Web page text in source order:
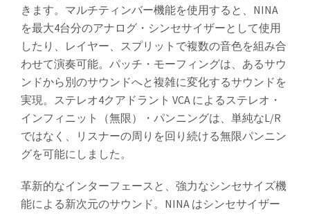
きます。マルチティンバー機能を使用すると、NINA
を最大4台分のアナログ・シンセサイザーとして使用
したり、レイヤー、スプリットで複数の音色を組み合
わせて演奏可能。パッチ・モーフィングは、あるサウ
ンドから別のサウンドへと複雑に変化するサウンドを
実現。ステレオ4クアドラント VCA によるステレオ・
インフィニット（無限）・パンニングは、単純なL/R
ではなく、リスナーの周りを回り続ける無限パンニン
グを可能にしました。
革新的なインターフェースと、強力なシンセサイズ機
能による新次元のサウンド。NINA はシンセサイザー